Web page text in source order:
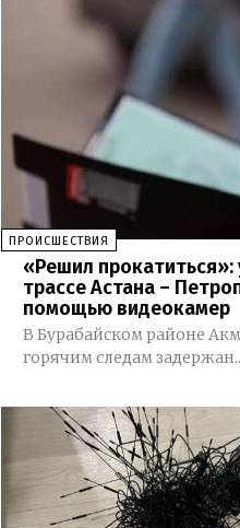
ПРОИСШЕСТВИЯ
«Решил
трассе Астана –
помощью видеокамер
В Бурабайском районе
горячим следам